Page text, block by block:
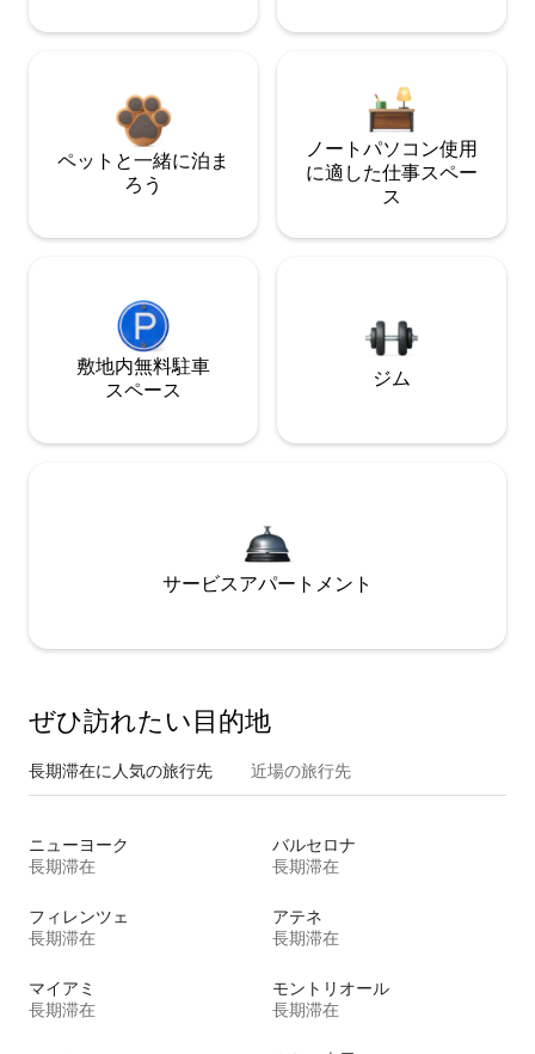
ペットと一緒に泊ま
ろう
ノートパソコン使用
に適した仕事スペー
ス
敷地内無料駐⁠車
ス⁠ペ⁠ー⁠ス
ジム
サービスアパートメント
ぜひ訪⁠れ⁠た⁠い目⁠的⁠地
長期滞在に人気の旅行先 近場の旅行先
ニューヨーク
長期滞在
バルセロナ
長期滞在
フィレンツェ
長期滞在
アテネ
長期滞在
マイアミ
長期滞在
モントリオール
長期滞在